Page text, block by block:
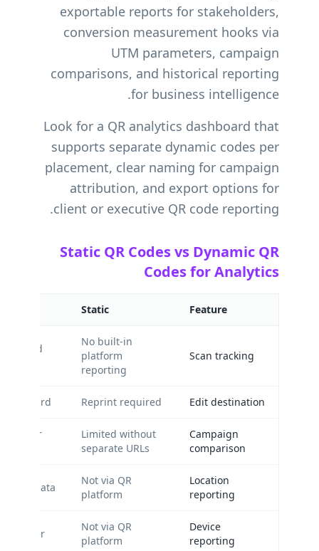
exportable reports for stakeholders,
conversion measurement hooks via
UTM parameters, campaign
comparisons, and historical reporting
for business intelligence.
Look for a QR analytics dashboard that
supports separate dynamic codes per
placement, clear naming for campaign
attribution, and export options for
client or executive QR code reporting.
Static QR Codes vs Dynamic QR
Codes for Analytics
Feature
Static
Scan tracking
No built-in
platform
reporting
Edit destination
Reprint required
Campaign
comparison
Limited without
separate URLs
per
Location
reporting
Not via QR
platform
geo data
Device
reporting
Not via QR
platform
browser